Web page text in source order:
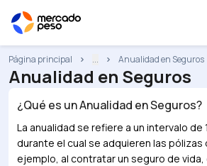
Página principal ... Anualidad en Seguros
Anualidad en Seguros
¿Qué es unAnualidad en Seguros?
La anualidad se refiere a un intervalo
durante el cual se adquieren las pólizas
ejemplo, al contratar un seguro de